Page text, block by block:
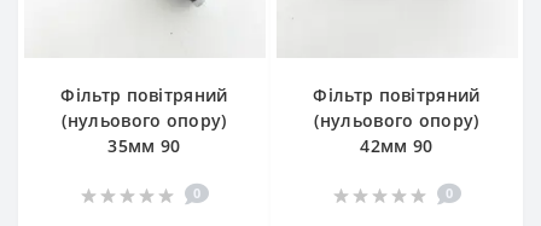
Фільтр повітряний
(нульового опору)
35мм 90
0
Фільтр повітряний
(нульового опору)
42мм 90
0